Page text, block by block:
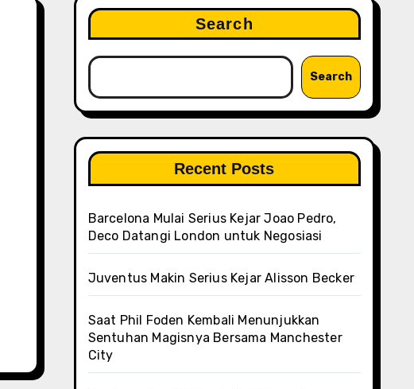
Search
Search
Recent Posts
Barcelona Mulai Serius Kejar Joao Pedro,
Deco Datangi London untuk Negosiasi
Juventus Makin Serius Kejar Alisson Becker
Saat Phil Foden Kembali Menunjukkan
Sentuhan Magisnya Bersama Manchester
City